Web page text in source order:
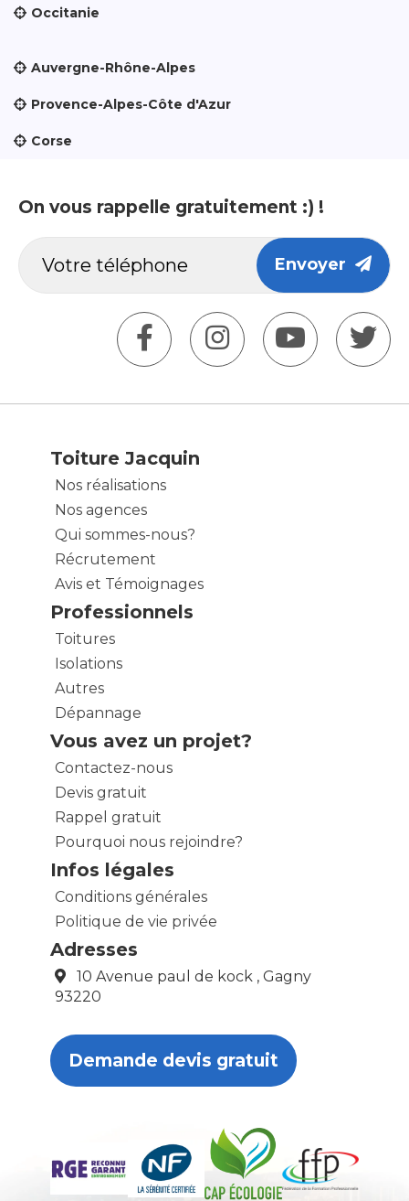
Occitanie
Auvergne-Rhône-Alpes
Provence-Alpes-Côte d'Azur
Corse
On vous rappelle gratuitement :) !
Envoyer
Toiture Jacquin
Nos réalisations
Nos agences
Qui sommes-nous?
Récrutement
Avis et Témoignages
Professionnels
Toitures
Isolations
Autres
Dépannage
Vous avez un projet?
Contactez-nous
Devis gratuit
Rappel gratuit
Pourquoi nous rejoindre?
Infos légales
Conditions générales
Politique de vie privée
Adresses
10 Avenue paul de kock , Gagny
93220
Demande devis gratuit